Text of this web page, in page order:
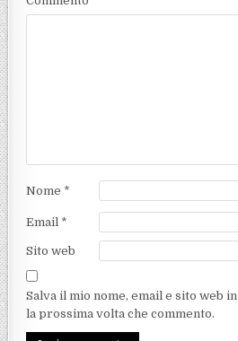
Nome *
Email *
Sito web
Salva il mio nome, email e sito web
la prossima volta che commento.